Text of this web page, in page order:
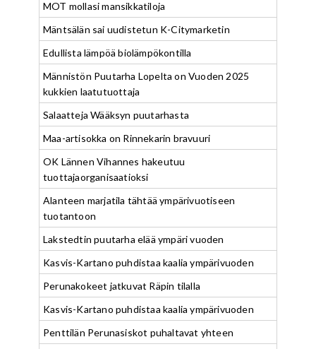
MOT mollasi mansikkatiloja
Mäntsälän sai uudistetun K-Citymarketin
Edullista lämpöä biolämpökontilla
Männistön Puutarha Lopelta on Vuoden 2025
kukkien laatutuottaja
Salaatteja Wääksyn puutarhasta
Maa-artisokka on Rinnekarin bravuuri
OK Lännen Vihannes hakeutuu
tuottajaorganisaatioksi
Alanteen marjatila tähtää ympärivuotiseen
tuotantoon
Lakstedtin puutarha elää ympäri vuoden
Kasvis-Kartano puhdistaa kaalia ympärivuoden
Perunakokeet jatkuvat Räpin tilalla
Kasvis-Kartano puhdistaa kaalia ympärivuoden
Penttilän Perunasiskot puhaltavat yhteen